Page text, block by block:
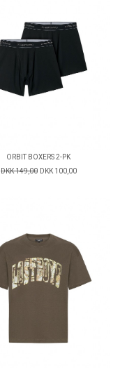
ORBIT BOXERS 2-PK
DKK 149,00 DKK 100,00